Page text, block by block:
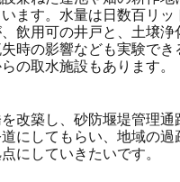
ます。水量は日数百リッ
飲用可の井戸と、土壌浄
時の影響なども実験でき
の取水施設もあります。
改築し、砂防堰堤管理通
にしてもらい、地域の過
にしていきたいです。